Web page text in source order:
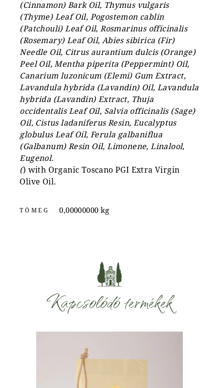
(Cinnamon) Bark Oil, Thymus vulgaris
(Thyme) Leaf Oil, Pogostemon cablin
(Patchouli) Leaf Oil, Rosmarinus officinalis
(Rosemary) Leaf Oil, Abies sibirica (Fir)
Needle Oil, Citrus aurantium dulcis (Orange)
Peel Oil, Mentha piperita (Peppermint) Oil,
Canarium luzonicum (Elemi) Gum Extract,
Lavandula hybrida (Lavandin) Oil, Lavandula
hybrida (Lavandin) Extract, Thuja
occidentalis Leaf Oil, Salvia officinalis (Sage)
Oil, Cistus ladaniferus Resin, Eucalyptus
globulus Leaf Oil, Ferula galbaniflua
(Galbanum) Resin Oil, Limonene, Linalool,
Eugenol.
() with Organic Toscano PGI Extra Virgin
Olive Oil.
TÖMEG 0,00000000 kg
Kapcsolódó termékek